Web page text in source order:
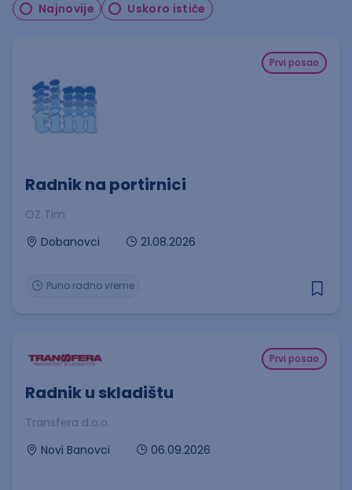
Najnovije Uskoro ističe
Prvi posao
Radnik na portirnici
OZ Tim
Dobanovci
21.08.2026
Puno radno vreme
Prvi posao
Radnik u skladištu
Transfera d.o.o.
Novi Banovci
06.09.2026